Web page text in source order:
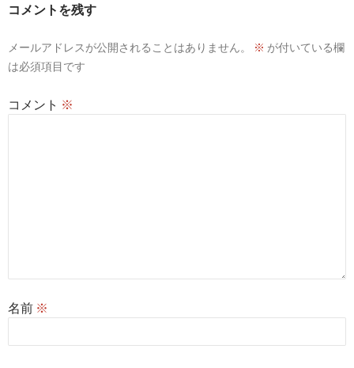
ョ
コメントを残す
メールアドレスが公開されることはありません。 ※ が付いている欄
は必須項目です
コメント ※
名前 ※